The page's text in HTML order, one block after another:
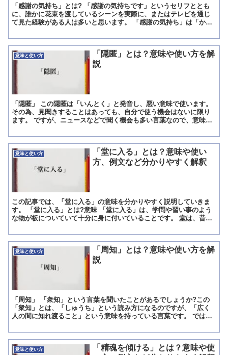
「感謝の気持ち」とは? 「感謝の気持ちです」というセリフととも
に、誰かに花束を渡しているシーンを実際に、またはテレビを通じ
て見た経験がある人は多いと思います。 「感謝の気持ち」は「かん
意味と使い方
「隠匿」とは？意味や使い方を解
説
「隠匿」 この隠匿は「いんとく」と発音し、悪い意味で使います。
その為、見聞きすることはあっても、自分で使う機会はないに限り
ます。 ですが、ニュースなどで聞く機会も多い言葉なので、意味だ
意味と使い方
「堂に入る」とは？意味や使い
方、例文など分かりやすく解釈
この記事では、「堂に入る」の意味を分かりやすく説明していきま
す。 「堂に入る」とは?意味 「堂に入る」は、学問や習い事のよう
な物が板についていて十分に身に付いていることです。 堂は、昔で
意味と使い方
「周知」とは？意味や使い方を解
説
「周知」 「衆知」という言葉を聞いたことがあるでしょうか?この
「衆知」とは、「しゅうち」という読み方になるのですが、「広く
人の間に知れ渡ること」という意味を持っている言葉です。 では、
意味と使い方
「精魂を傾ける」とは？意味や使